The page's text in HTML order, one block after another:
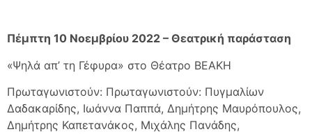
Πέμπτη 10 Νοεμβρίου 2022 – Θεατρική παράσταση
«Ψηλά απ’ τη Γέφυρα» στο Θέατρο ΒΕΑΚΗ
Πρωταγωνιστούν: Πρωταγωνιστούν: Πυγμαλίων
Δαδακαρίδης, Ιωάννα Παππά, Δημήτρης Μαυρόπουλος,
Δημήτρης Καπετανάκος, Μιχάλης Πανάδης,